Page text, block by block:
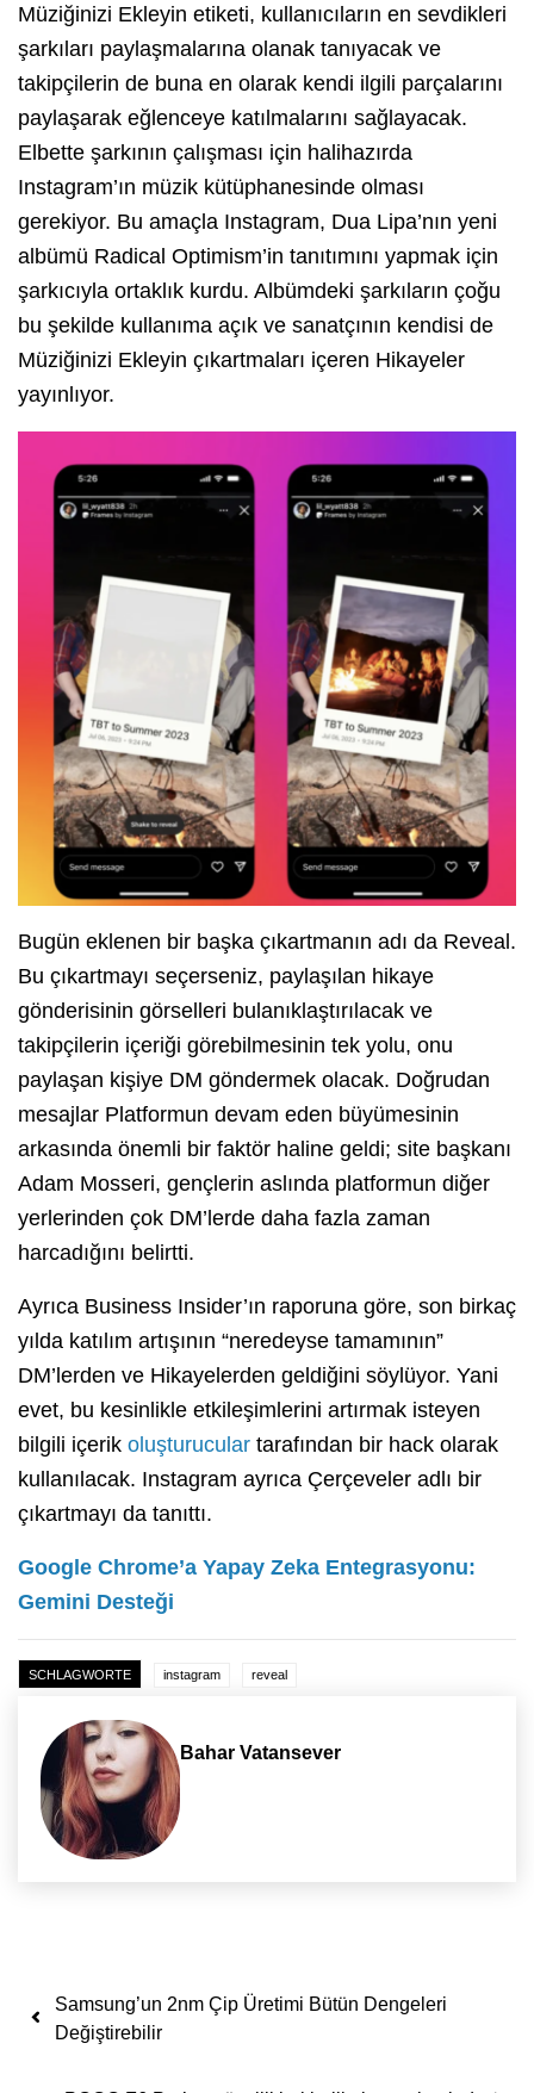
Müziğinizi Ekleyin etiketi, kullanıcıların en sevdikleri
şarkıları paylaşmalarına olanak tanıyacak ve
takipçilerin de buna en olarak kendi ilgili parçalarını
paylaşarak eğlenceye katılmalarını sağlayacak.
Elbette şarkının çalışması için halihazırda
Instagram’ın müzik kütüphanesinde olması
gerekiyor. Bu amaçla Instagram, Dua Lipa’nın yeni
albümü Radical Optimism’in tanıtımını yapmak için
şarkıcıyla ortaklık kurdu. Albümdeki şarkıların çoğu
bu şekilde kullanıma açık ve sanatçının kendisi de
Müziğinizi Ekleyin çıkartmaları içeren Hikayeler
yayınlıyor.
Bugün eklenen bir başka çıkartmanın adı da Reveal.
Bu çıkartmayı seçerseniz, paylaşılan hikaye
gönderisinin görselleri bulanıklaştırılacak ve
takipçilerin içeriği görebilmesinin tek yolu, onu
paylaşan kişiye DM göndermek olacak. Doğrudan
mesajlar Platformun devam eden büyümesinin
arkasında önemli bir faktör haline geldi; site başkanı
Adam Mosseri, gençlerin aslında platformun diğer
yerlerinden çok DM’lerde daha fazla zaman
harcadığını belirtti.
Ayrıca Business Insider’ın raporuna göre, son birkaç
yılda katılım artışının “neredeyse tamamının”
DM’lerden ve Hikayelerden geldiğini söylüyor. Yani
evet, bu kesinlikle etkileşimlerini artırmak isteyen
bilgili içerik oluşturucular tarafından bir hack olarak
kullanılacak. Instagram ayrıca Çerçeveler adlı bir
çıkartmayı da tanıttı.
Google Chrome’a Yapay Zeka Entegrasyonu:
Gemini Desteği
SCHLAGWORTE instagram reveal
Bahar Vatansever
Yazı dolaşımı
Samsung’un 2nm Çip Üretimi Bütün Dengeleri
Değiştirebilir